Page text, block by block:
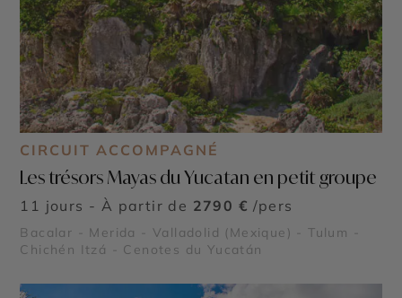
CIRCUIT ACCOMPAGNÉ
Les trésors Mayas du Yucatan en petit groupe
11 jours - À partir de 2790 € /pers
Bacalar - Merida - Valladolid (Mexique) - Tulum -
Chichén Itzá - Cenotes du Yucatán